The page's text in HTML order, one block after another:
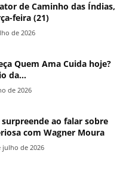
de Caminho das Índias,
feira (21)
de 2026
Quem Ama Cuida hoje?
da...
de 2026
ao falar sobre
com Wagner Moura
julho de 2026